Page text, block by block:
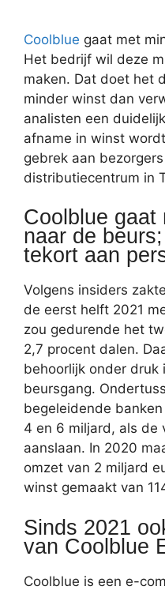
Coolblue gaat met
Het bedrijf wil deze
maken. Dat doet het
minder winst dan
analisten een
afname in winst
gebrek aan
distributiecentrum in
Coolblue gaat
naar de
tekort aan
Volgens insiders
de eerst helft 2021
zou gedurende het
2,7 procent dalen.
behoorlijk onder druk
beursgang.
begeleidende
4 en 6 miljard, als de
aanslaan. In 2020
omzet van 2 miljard
winst gemaakt van
Sinds 2021
van Coolblue
Coolblue is een e-